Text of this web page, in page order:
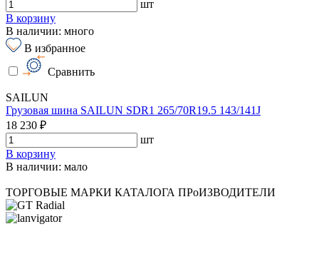
шт
В корзину
В наличии: много
В избранное
Сравнить
SAILUN
Грузовая шина SAILUN SDR1 265/70R19.5 143/141J
18 230 ₽
шт
В корзину
В наличии: мало
ТОРГОВЫЕ МАРКИ КАТАЛОГА ПРоИЗВОДИТЕЛИ